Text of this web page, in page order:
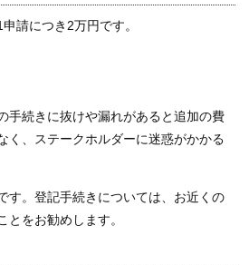
請につき2万円です。
手続きに抜けや漏れがあると追加の費
く、ステークホルダーに迷惑がかかる
す。登記手続きについては、お近くの
とをお勧めします。